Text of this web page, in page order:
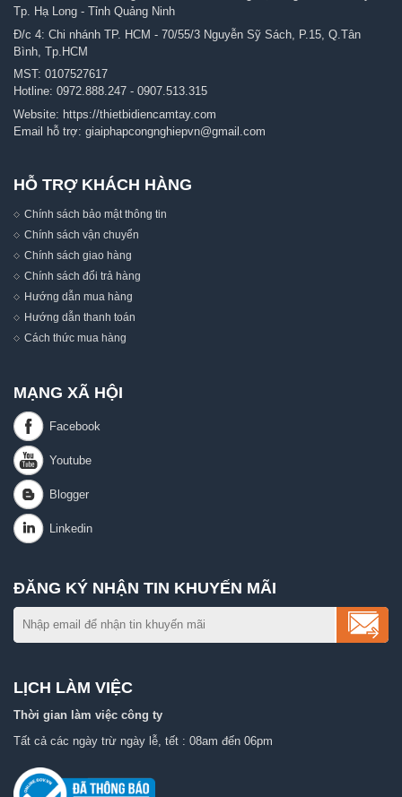
Tp. Hạ Long - Tỉnh Quảng Ninh
Đ/c 4: Chi nhánh TP. HCM - 70/55/3 Nguyễn Sỹ Sách, P.15, Q.Tân
Bình, Tp.HCM
MST: 0107527617
Hotline: 0972.888.247 - 0907.513.315
Website: https://thietbidiencamtay.com
Email hỗ trợ: giaiphapcongnghiepvn@gmail.com
HỖ TRỢ KHÁCH HÀNG
Chính sách bảo mật thông tin
Chính sách vận chuyển
Chính sách giao hàng
Chính sách đổi trả hàng
Hướng dẫn mua hàng
Hướng dẫn thanh toán
Cách thức mua hàng
MẠNG XÃ HỘI
ĐĂNG KÝ NHẬN TIN KHUYẾN MÃI
LỊCH LÀM VIỆC
Thời gian làm việc công ty
Tất cả các ngày trừ ngày lễ, tết : 08am đến 06pm